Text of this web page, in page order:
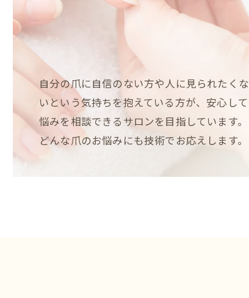
自分の爪に自信のない方や人に見られたくな
いという気持ちを抱えている方が、安心して
悩みを相談できるサロンを目指しています。
どんな爪のお悩みにも技術でお応えします。